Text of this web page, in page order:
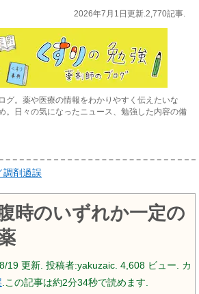
2026年7月1日更新.2,770記事.
グ。薬や医療の情報をわかりやすく伝えたいな
。日々の気になったニュース、勉強した内容の備
調剤過誤
時のいずれか一定の
19 更新. 投稿者:yakuzaic. 4,608 ビュー. カ
.この記事は約2分34秒で読めます.